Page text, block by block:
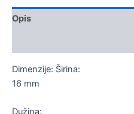
Opis
Dimenzije: Širina:
16 mm
Dužina: